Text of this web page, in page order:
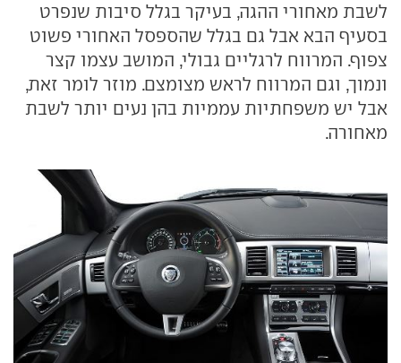
לשבת מאחורי ההגה, בעיקר בגלל סיבות שנפרט
בסעיף הבא אבל גם בגלל שהספסל האחורי פשוט
צפוף. המרווח לרגליים גבולי, המושב עצמו קצר
ונמוך, וגם המרווח לראש מצומצם. מוזר לומר זאת,
אבל יש משפחתיות עממיות בהן נעים יותר לשבת
מאחורה.